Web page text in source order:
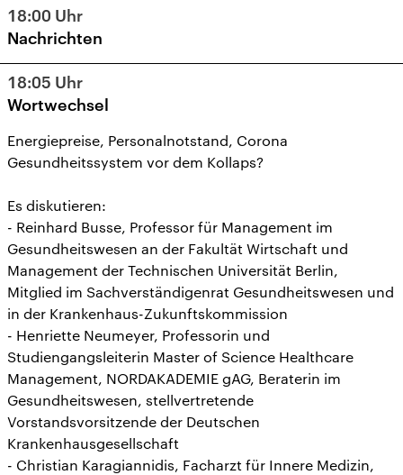
18:00 Uhr
Nachrichten
18:05 Uhr
Wortwechsel
Energiepreise, Personalnotstand, Corona
Gesundheitssystem vor dem Kollaps?
Es diskutieren:
- Reinhard Busse, Professor für Management im
Gesundheitswesen an der Fakultät Wirtschaft und
Management der Technischen Universität Berlin,
Mitglied im Sachverständigenrat Gesundheitswesen und
in der Krankenhaus-Zukunftskommission
- Henriette Neumeyer, Professorin und
Studiengangsleiterin Master of Science Healthcare
Management, NORDAKADEMIE gAG, Beraterin im
Gesundheitswesen, stellvertretende
Vorstandsvorsitzende der Deutschen
Krankenhausgesellschaft
- Christian Karagiannidis, Facharzt für Innere Medizin,